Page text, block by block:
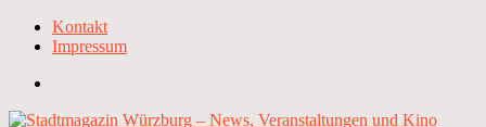
Kontakt
Impressum